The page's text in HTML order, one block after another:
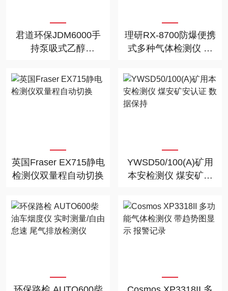
君道环保JDM6000手
持泵吸式乙醇
仪
理研RX-8700防爆便携
式多种气体检测仪 可
英国Fraser EX715静电
检测仪双量程自动切换
YWSD50/100(A)矿用
本安检测仪 煤安矿安